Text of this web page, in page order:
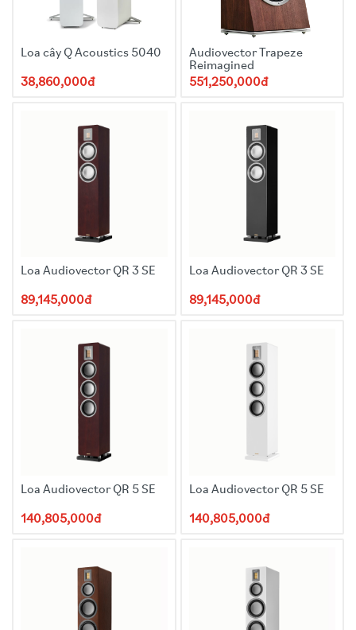
Loa cây Q Acoustics 5040
38,860,000đ
Audiovector Trapeze
Reimagined
551,250,000đ
Loa Audiovector QR 3 SE
89,145,000đ
Loa Audiovector QR 3 SE
89,145,000đ
Loa Audiovector QR 5 SE
140,805,000đ
Loa Audiovector QR 5 SE
140,805,000đ